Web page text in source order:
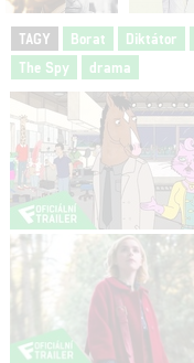
TAGY Borat Diktátor
The Spy
drama